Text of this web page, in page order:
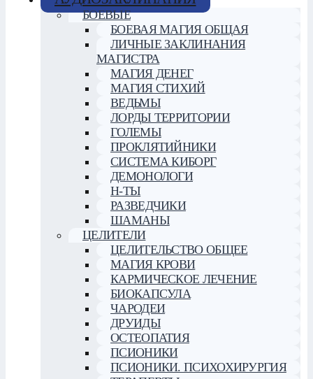
БОЕВЫЕ
БОЕВАЯ МАГИЯ ОБЩАЯ
ЛИЧНЫЕ ЗАКЛИНАНИЯ
МАГИСТРА
МАГИЯ ДЕНЕГ
МАГИЯ СТИХИЙ
ВЕДЬМЫ
ЛОРДЫ ТЕРРИТОРИИ
ГОЛЕМЫ
ПРОКЛЯТИЙНИКИ
СИСТЕМА КИБОРГ
ДЕМОНОЛОГИ
Н-ТЫ
РАЗВЕДЧИКИ
ШАМАНЫ
ЦЕЛИТЕЛИ
ЦЕЛИТЕЛЬСТВО ОБЩЕЕ
МАГИЯ КРОВИ
КАРМИЧЕСКОЕ ЛЕЧЕНИЕ
БИОКАПСУЛА
ЧАРОДЕИ
ДРУИДЫ
ОСТЕОПАТИЯ
ПСИОНИКИ
ПСИОНИКИ. ПСИХОХИРУРГИЯ